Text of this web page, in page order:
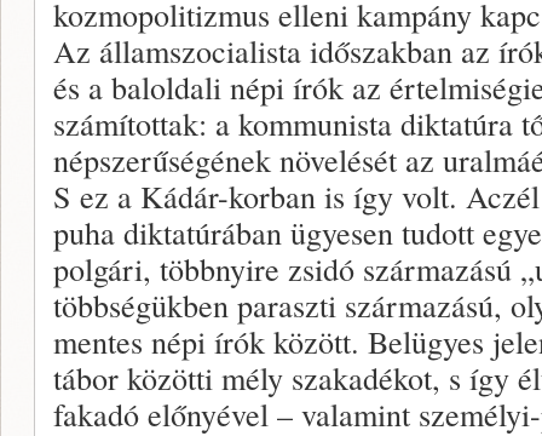
kozmopolitizmus elleni kampány
Az államszocialista időszakban az
és a baloldali népi írók az
számítottak: a kommunista diktatúra
népszerűségének növelését az
S ez a Kádár-korban is így volt.
puha diktatúrában ügyesen tudott
polgári, többnyire zsidó származású
többségükben paraszti származású,
mentes népi írók között. Belügyes
tábor közötti mély szakadékot, s így
fakadó előnyével – valamint